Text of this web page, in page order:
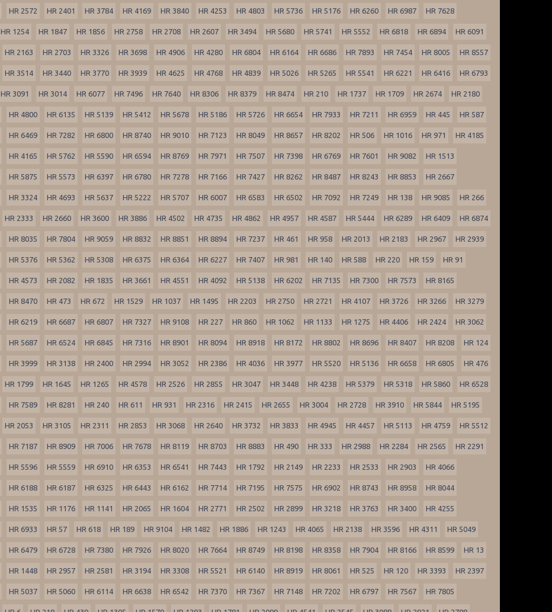
HR 2572 HR 2401 HR 3784 HR 4169 HR 3840 HR 4253 HR 4803 HR 5736 HR 5176 HR 6260 HR 6987 HR 7628
HR 1254 HR 1847 HR 1856 HR 2758 HR 2708 HR 2607 HR 3494 HR 5680 HR 5741 HR 5552 HR 6818 HR 6894 HR 6091
HR 2163 HR 2703 HR 3326 HR 3698 HR 4906 HR 4280 HR 6804 HR 6164 HR 6686 HR 7893 HR 7454 HR 8005 HR 8557
HR 3514 HR 3440 HR 3770 HR 3939 HR 4625 HR 4768 HR 4839 HR 5026 HR 5265 HR 5541 HR 6221 HR 6416 HR 6793
HR 3091 HR 3014 HR 6077 HR 7496 HR 7640 HR 8306 HR 8379 HR 8474 HR 210 HR 1737 HR 1709 HR 2674 HR 2180
HR 4800 HR 6135 HR 5139 HR 5412 HR 5678 HR 5186 HR 5726 HR 6654 HR 7933 HR 7211 HR 6959 HR 445 HR 587
HR 6469 HR 7282 HR 6800 HR 8740 HR 9010 HR 7123 HR 8049 HR 8657 HR 8202 HR 506 HR 1016 HR 971 HR 4185
HR 4165 HR 5762 HR 5590 HR 6594 HR 8769 HR 7971 HR 7507 HR 7398 HR 6769 HR 7601 HR 9082 HR 1513
HR 5875 HR 5573 HR 6397 HR 6780 HR 7278 HR 7166 HR 7427 HR 8262 HR 8487 HR 8243 HR 8853 HR 2667
HR 3324 HR 4693 HR 5637 HR 5222 HR 5707 HR 6007 HR 6583 HR 6502 HR 7092 HR 7249 HR 138 HR 9085 HR 266
HR 2333 HR 2660 HR 3600 HR 3886 HR 4502 HR 4735 HR 4862 HR 4957 HR 4587 HR 5444 HR 6289 HR 6409 HR 6874
HR 8035 HR 7804 HR 9059 HR 8832 HR 8851 HR 8894 HR 7237 HR 461 HR 958 HR 2013 HR 2183 HR 2967 HR 2939
HR 5376 HR 5362 HR 5308 HR 6375 HR 6364 HR 6227 HR 7407 HR 981 HR 140 HR 588 HR 220 HR 159 HR 91
HR 4573 HR 2082 HR 1835 HR 3661 HR 4551 HR 4092 HR 5138 HR 6202 HR 7135 HR 7300 HR 7573 HR 8165
HR 8470 HR 473 HR 672 HR 1529 HR 1037 HR 1495 HR 2203 HR 2750 HR 2721 HR 4107 HR 3726 HR 3266 HR 3279
HR 6219 HR 6687 HR 6807 HR 7327 HR 9108 HR 227 HR 860 HR 1062 HR 1133 HR 1275 HR 4406 HR 2424 HR 3062
HR 5687 HR 6524 HR 6845 HR 7316 HR 8901 HR 8094 HR 8918 HR 8172 HR 8802 HR 8696 HR 8407 HR 8208 HR 124
HR 3999 HR 3138 HR 2400 HR 2994 HR 3052 HR 2386 HR 4036 HR 3977 HR 5520 HR 5136 HR 6658 HR 6805 HR 476
HR 1799 HR 1645 HR 1265 HR 4578 HR 2526 HR 2855 HR 3047 HR 3448 HR 4238 HR 5379 HR 5318 HR 5860 HR 6528
HR 7589 HR 8281 HR 240 HR 611 HR 931 HR 2316 HR 2415 HR 2655 HR 3004 HR 2728 HR 3910 HR 5844 HR 5195
HR 2053 HR 3105 HR 2311 HR 2853 HR 3068 HR 2640 HR 3732 HR 3833 HR 4945 HR 4457 HR 5113 HR 4759 HR 5512
HR 7187 HR 8909 HR 7006 HR 7678 HR 8119 HR 8703 HR 8883 HR 490 HR 333 HR 2988 HR 2284 HR 2565 HR 2291
HR 5596 HR 5559 HR 6910 HR 6353 HR 6541 HR 7443 HR 1792 HR 2149 HR 2233 HR 2533 HR 2903 HR 4066
HR 6188 HR 6187 HR 6325 HR 6443 HR 6162 HR 7714 HR 7195 HR 7575 HR 6902 HR 8743 HR 8958 HR 8044
HR 1535 HR 1176 HR 1141 HR 2065 HR 1604 HR 2771 HR 2502 HR 2899 HR 3218 HR 3763 HR 3400 HR 4255
HR 6933 HR 57 HR 618 HR 189 HR 9104 HR 1482 HR 1886 HR 1243 HR 4065 HR 2138 HR 3596 HR 4311 HR 5049
HR 6479 HR 6728 HR 7380 HR 7926 HR 8020 HR 7664 HR 8749 HR 8198 HR 8358 HR 7904 HR 8166 HR 8599 HR 13
HR 1448 HR 2957 HR 2581 HR 3194 HR 3308 HR 5521 HR 6140 HR 8919 HR 8061 HR 525 HR 120 HR 3393 HR 2397
HR 5037 HR 5060 HR 6114 HR 6638 HR 6542 HR 7370 HR 7367 HR 7148 HR 7202 HR 6797 HR 7567 HR 7805